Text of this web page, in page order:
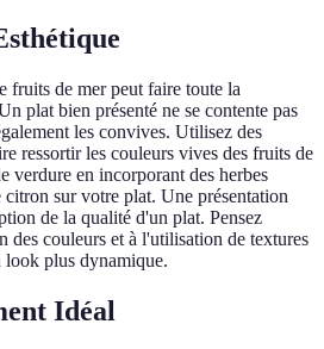
fruits de mer peut faire toute la
plat bien présenté ne se contente pas
les convives. Utilisez des
ressortir les couleurs vives des fruits de
verdure en incorporant des herbes
citron sur votre plat. Une présentation
de la qualité d'un plat. Pensez
des couleurs et à l'utilisation de textures
look plus dynamique.
Idéal